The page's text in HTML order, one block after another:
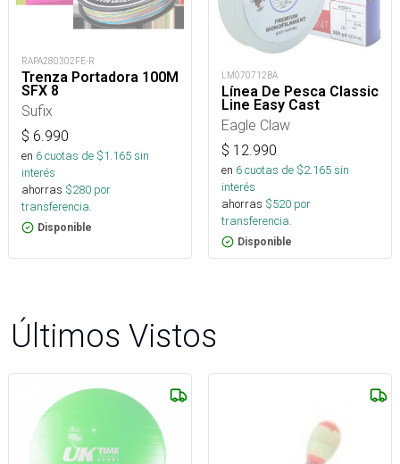
RAPA280302FE-R
Trenza Portadora 100M
SFX 8
Sufix
$ 6.990
en 6cuotas de $1.165sin
interés
ahorras $280 por
transferencia.
Disponible
LM070712BA
Línea De Pesca Classic
Line Easy Cast
Eagle Claw
$ 12.990
en 6cuotas de $2.165sin
interés
ahorras $520 por
transferencia.
Disponible
Últimos Vistos